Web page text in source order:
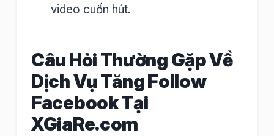
video cuốn hút.
Câu Hỏi Thường Gặp Về
Dịch Vụ Tăng Follow
Facebook Tại
XGiaRe.com